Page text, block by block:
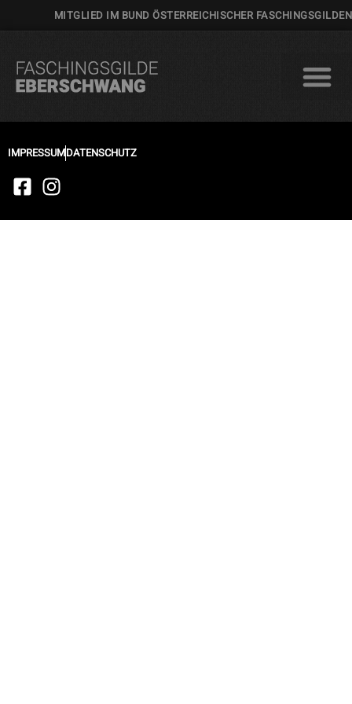
MITGLIED IM BUND ÖSTERREICHISCHER FASCHINGSGILDEN
IMPRESSUMDATENSCHUTZ